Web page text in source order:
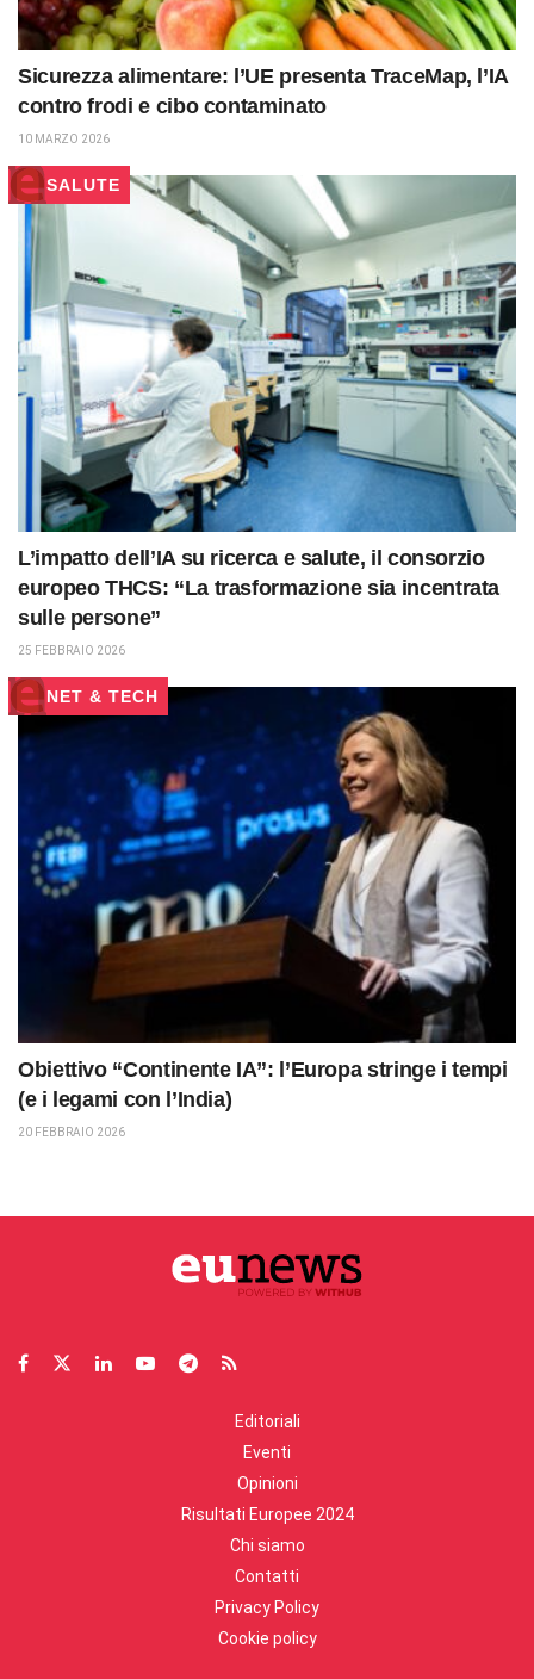
Sicurezza alimentare: l’UE presenta TraceMap, l’IA
contro frodi e cibo contaminato
10 MARZO 2026
SALUTE
L’impatto dell’IA su ricerca e salute, il consorzio
europeo THCS: “La trasformazione sia incentrata
sulle persone”
25 FEBBRAIO 2026
NET & TECH
Obiettivo “Continente IA”: l’Europa stringe i tempi
(e i legami con l’India)
20 FEBBRAIO 2026
Editoriali
Eventi
Opinioni
Risultati Europee 2024
Chi siamo
Contatti
Privacy Policy
Cookie policy